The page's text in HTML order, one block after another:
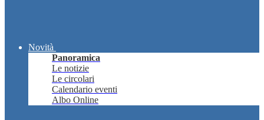
Novità
Panoramica
Le notizie
Le circolari
Calendario eventi
Albo Online